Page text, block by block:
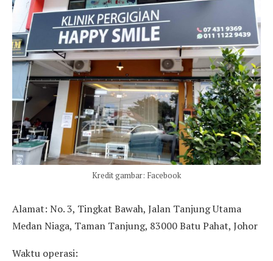
Kredit gambar: Facebook
Alamat: No. 3, Tingkat Bawah, Jalan Tanjung Utama
Medan Niaga, Taman Tanjung, 83000 Batu Pahat, Johor
Waktu operasi: